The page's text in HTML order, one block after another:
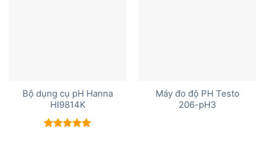
Bộ dụng cụ pH Hanna
HI9814K
Máy đo độ PH Testo
206-pH3